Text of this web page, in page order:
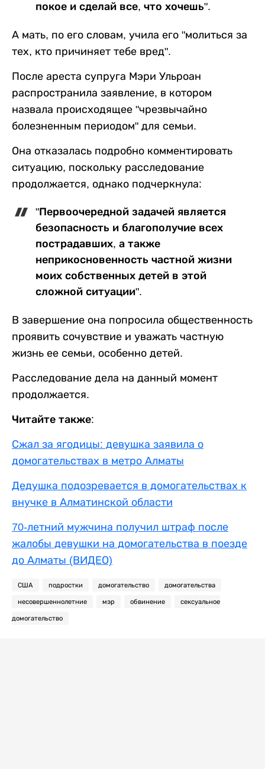
покое и сделай все, что хочешь".
А мать, по его словам, учила его "молиться за
тех, кто причиняет тебе вред".
После ареста супруга Мэри Ульроан
распространила заявление, в котором
назвала происходящее "чрезвычайно
болезненным периодом" для семьи.
Она отказалась подробно комментировать
ситуацию, поскольку расследование
продолжается, однако подчеркнула:
"Первоочередной задачей является
безопасность и благополучие всех
пострадавших, а также
неприкосновенность частной жизни
моих собственных детей в этой
сложной ситуации".
В завершение она попросила общественность
проявить сочувствие и уважать частную
жизнь ее семьи, особенно детей.
Расследование дела на данный момент
продолжается.
Читайте также:
Сжал за ягодицы: девушка заявила о
домогательствах в метро Алматы
Дедушка подозревается в домогательствах к
внучке в Алматинской области
70-летний мужчина получил штраф после
жалобы девушки на домогательства в поезде
до Алматы (ВИДЕО)
США подростки домогательство домогательства
несовершеннолетние мэр обвинение сексуальное
домогательство